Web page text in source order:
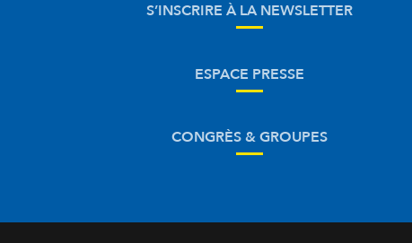
S’INSCRIRE À LA NEWSLETTER
ESPACE PRESSE
CONGRÈS & GROUPES